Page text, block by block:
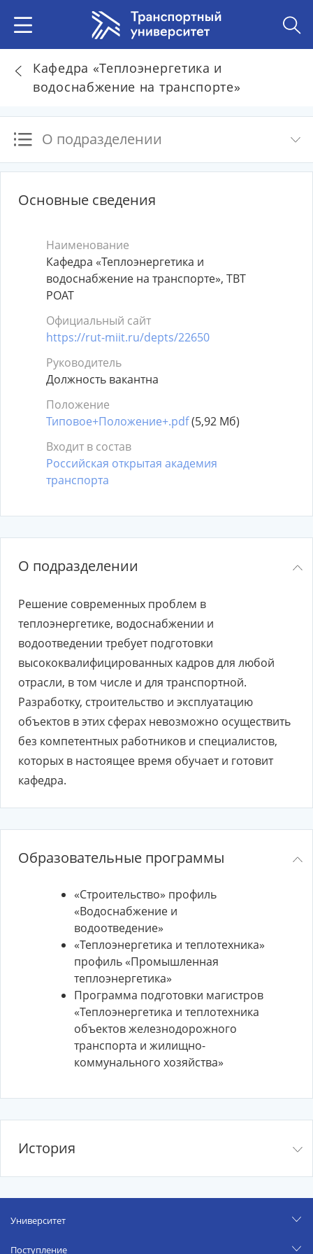
Кафедра «Теплоэнергетика и
водоснабжение на транспорте»
О подразделении
Основные сведения
Наименование
Кафедра «Теплоэнергетика и
водоснабжение на транспорте», ТВТ
РОАТ
Официальный сайт
https://rut-miit.ru/depts/22650
Руководитель
Должность вакантна
Положение
Типовое+Положение+.pdf(5,92 Мб)
Входит в состав
Российская открытая академия
транспорта
О подразделении
Решение современных проблем в
теплоэнергетике, водоснабжении и
водоотведении требует подготовки
высококвалифицированных кадров для любой
отрасли, в том числе и для транспортной.
Разработку, строительство и эксплуатацию
объектов в этих сферах невозможно осуществить
без компетентных работников и специалистов,
которых в настоящее время обучает и готовит
кафедра.
Образовательные программы
«Строительство» профиль
«Водоснабжение и
водоотведение»
«Теплоэнергетика и теплотехника»
профиль «Промышленная
теплоэнергетика»
Программа подготовки магистров
«Теплоэнергетика и теплотехника
объектов железнодорожного
транспорта и жилищно-
коммунального хозяйства»
История
Университет
Поступление